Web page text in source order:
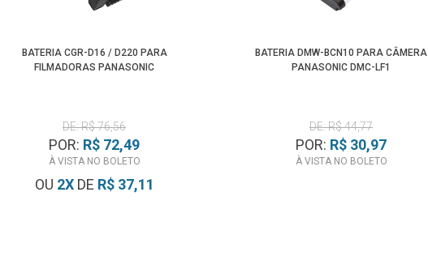
BATERIA CGR-D16 / D220 PARA
FILMADORAS PANASONIC
DE: R$ 76,56
POR: R$ 72,49
À VISTA NO BOLETO
OU 2XDE R$ 37,11
BATERIA DMW-BCN10 PARA CÂMERA
PANASONIC DMC-LF1
DE: R$ 44,77
POR: R$ 30,97
À VISTA NO BOLETO